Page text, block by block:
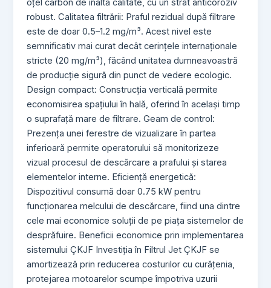
oțel carbon de înaltă calitate, cu un strat anticoroziv
robust. Calitatea filtrării: Praful rezidual după filtrare
este de doar 0.5–1.2 mg/m³. Acest nivel este
semnificativ mai curat decât cerințele internaționale
stricte (20 mg/m³), făcând unitatea dumneavoastră
de producție sigură din punct de vedere ecologic.
Design compact: Construcția verticală permite
economisirea spațiului în hală, oferind în același timp
o suprafață mare de filtrare. Geam de control:
Prezența unei ferestre de vizualizare în partea
inferioară permite operatorului să monitorizeze
vizual procesul de descărcare a prafului și starea
elementelor interne. Eficiență energetică:
Dispozitivul consumă doar 0.75 kW pentru
funcționarea melcului de descărcare, fiind una dintre
cele mai economice soluții de pe piața sistemelor de
desprăfuire. Beneficii economice prin implementarea
sistemului ÇKJF Investiția în Filtrul Jet ÇKJF se
amortizează prin reducerea costurilor cu curățenia,
protejarea motoarelor scumpe împotriva uzurii